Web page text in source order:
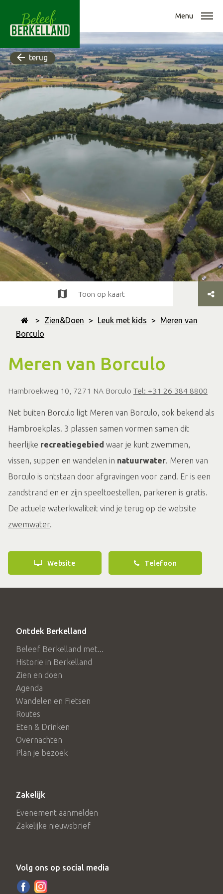
Menu
terug
> Zien&Doen > Leuk met kids >
Meren van
Borculo
Meren van Borculo
Hambroekweg 10, 7271 NA Borculo Tel: +31 26 384 8800
Toon op kaart
Net buiten Borculo ligt Meren van Borculo, ook bekend als
Hambroekplas. 3 plassen samen vormen samen dit
heerlijke recreatiegebied waar je kunt zwemmen,
vissen, suppen en wandelen in natuurwater. Meren van
Borculo is ontstaan door afgravingen voor zand. Er is een
zandstrand en er zijn speeltoestellen, parkeren is gratis.
De actuele waterkwaliteit vind je terug op de website
zwemwater.
Website Telefoon
Ontdek Berkelland
Beleef Berkelland met...
Historie in Berkelland
Zien en doen
Agenda
Wandelen en Fietsen
Routes
Eten & Drinken
Overnachten
Plan je bezoek
Zakelijk
Evenement aanmelden
Zakelijke nieuwsbrief
Volg ons op social media